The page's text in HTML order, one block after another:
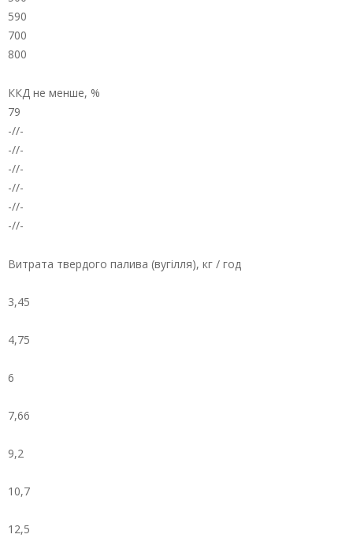
590
700
800
ККД не менше, %
79
-//-
-//-
-//-
-//-
-//-
-//-
Витрата твердого палива (вугілля), кг / год
3,45
4,75
6
7,66
9,2
10,7
12,5